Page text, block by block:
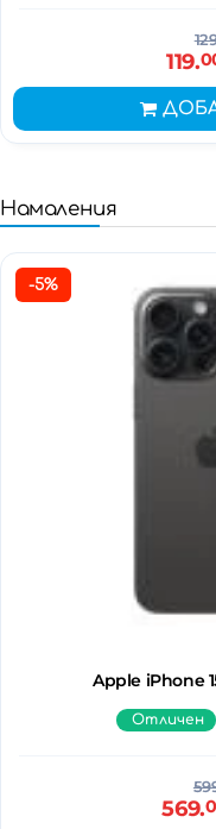
119.
Намаления
-5%
Apple iPhone
Отличен
569.